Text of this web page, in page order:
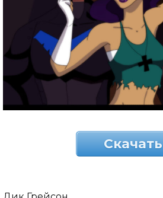
Скачать